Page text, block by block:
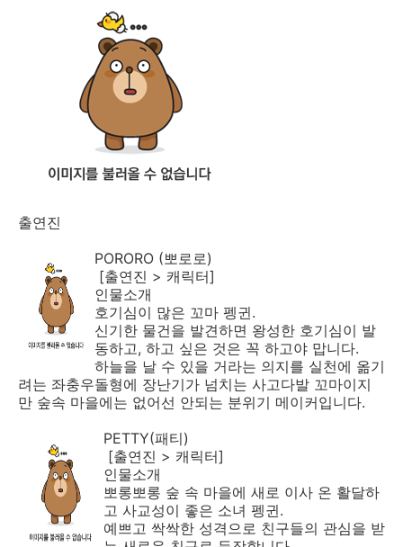
출연진
PORORO (뽀로로)
[출연진 > 캐릭터]
인물소개
호기심이 많은 꼬마 펭귄.
신기한 물건을 발견하면 왕성한 호기심이 발
동하고, 하고 싶은 것은 꼭 하고야 맙니다.
하늘을 날 수 있을 거라는 의지를 실천에 옮기
려는 좌충우돌형에 장난기가 넘치는 사고다발 꼬마이지
만 숲속 마을에는 없어선 안되는 분위기 메이커입니다.
PETTY(패티)
[출연진 > 캐릭터]
인물소개
뽀롱뽀롱 숲 속 마을에 새로 이사 온 활달하
고 사교성이 좋은 소녀 펭귄.
예쁘고 싹싹한 성격으로 친구들의 관심을 받